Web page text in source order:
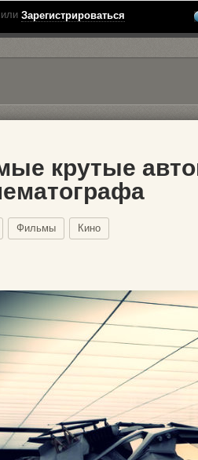
или Зарегистрироваться
крутые
Фильмы Кино